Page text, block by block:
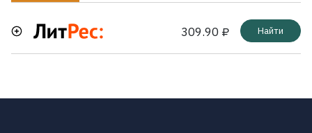
309.90 ₽ Найти